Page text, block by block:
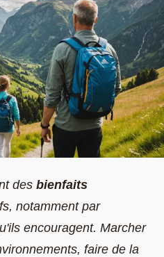
des bienfaits
notamment par
encouragent. Marcher
faire de la